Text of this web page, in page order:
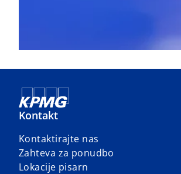
Kontakt
Kontaktirajte nas
Zahteva za ponudbo
Lokacije pisarn